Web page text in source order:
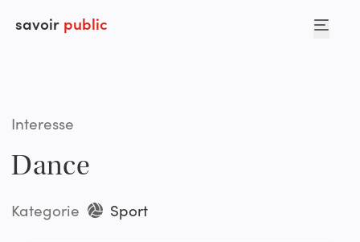
savoir public
Interesse
Dance
Kategorie Sport